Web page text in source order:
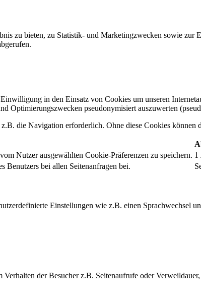
zu bieten, zu Statistik- und Marketingzwecken sowie
in den Einsatz von Cookies um unseren
Optimierungszwecken pseudonymisiert auszuwerten
die Navigation erforderlich. Ohne diese Cookies können
Nutzer ausgewählten Cookie-Präferenzen zu speichern. 1
Benutzers bei allen Seitenanfragen bei.
Einstellungen wie z.B. einen Sprachwechsel
der Besucher z.B. Seitenaufrufe oder